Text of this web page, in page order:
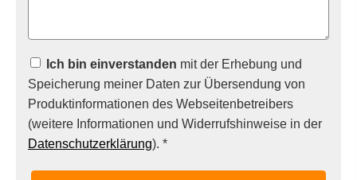
Ich bin einverstanden mit der Erhebung und
Speicherung meiner Daten zur Übersendung von
Produktinformationen des Webseitenbetreibers
(weitere Informationen und Widerrufshinweise in der
Datenschutzerklärung). *